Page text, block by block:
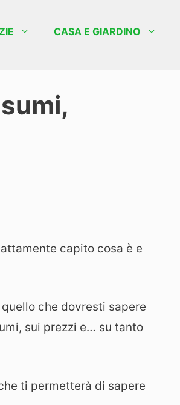
CASA E GIARDINO
capito cosa è e
che dovresti sapere
sui prezzi e… su tanto
ti permetterà di sapere